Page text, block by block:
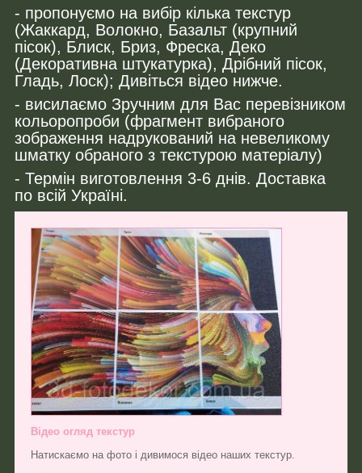
- пропонуємо на вибір кілька текстур
(Жаккард, Волокно, Базальт (крупний
пісок), Блиск, Бриз, Фреска, Деко
(Декоративна штукатурка), Дрібний пісок,
Гладь, Лоск); Дивіться відео нижче.
- висилаємо Зручним для Вас перевізником
кольоропроби (фрагмент вибраного
зображення надрукований на невеликому
шматку обраного з текстурою матеріалу)
- Термін виготовлення 3-6 днів. Доставка
по всій Україні.
Відео огляд текстур
Натискаємо на фото і дивимося відео наших текстур.